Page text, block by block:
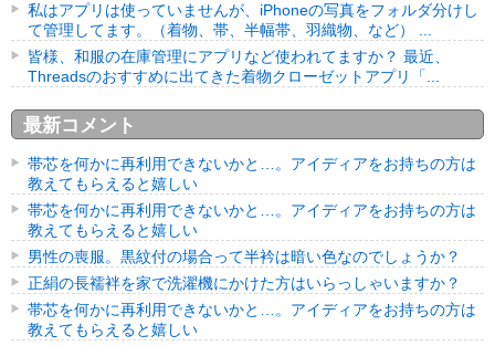
私はアプリは使っていませんが、iPhoneの写真をフォルダ分けし
て管理してます。（着物、帯、半幅帯、羽織物、など） ...
皆様、和服の在庫管理にアプリなど使われてますか？ 最近、
Threadsのおすすめに出てきた着物クローゼットアプリ「...
最新コメント
帯芯を何かに再利用できないかと…。アイディアをお持ちの方は
教えてもらえると嬉しい
帯芯を何かに再利用できないかと…。アイディアをお持ちの方は
教えてもらえると嬉しい
男性の喪服。黒紋付の場合って半衿は暗い色なのでしょうか？
正絹の長襦袢を家で洗濯機にかけた方はいらっしゃいますか？
帯芯を何かに再利用できないかと…。アイディアをお持ちの方は
教えてもらえると嬉しい